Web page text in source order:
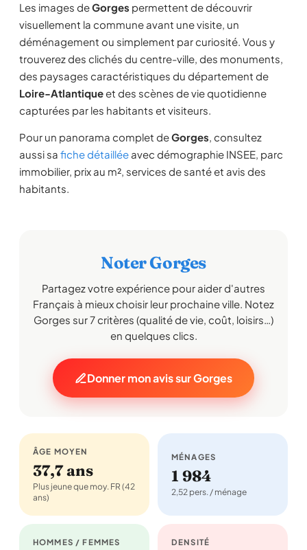
Les images deGorges permettent de découvrir
visuellement la commune avant une visite, un
déménagement ou simplement par curiosité. Vous y
trouverez des clichés du centre-ville, des monuments,
des paysages caractéristiques du département de
Loire-Atlantiqueet des scènes de vie quotidienne
capturées par les habitants et visiteurs.
Pour un panorama complet deGorges, consultez
aussi sa fiche détaillée avec démographie INSEE, parc
immobilier, prix au m², services de santé et avis des
habitants.
Noter Gorges
Partagez votre expérience pour aider d'autres
Français à mieux choisir leur prochaine ville. Notez
Gorges sur 7 critères (qualité de vie, coût, loisirs…)
en quelques clics.
Donner mon avis sur Gorges
ÂGE MOYEN
37,7 ans
Plus jeune que moy. FR (42
ans)
MÉNAGES
1 984
2,52 pers. / ménage
HOMMES / FEMMES DENSITÉ